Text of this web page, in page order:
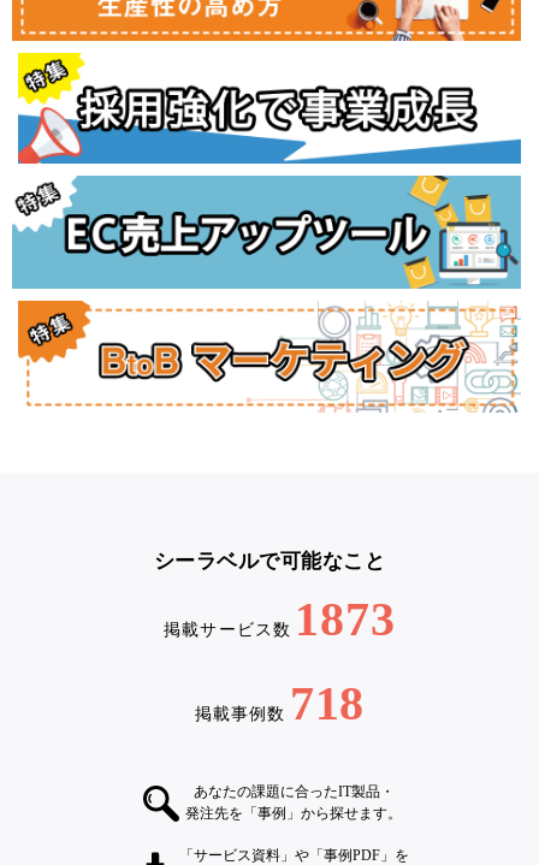
シーラベルで可能なこと
掲載サービス数 1873
掲載事例数 718
あなたの課題に合ったIT製品・
発注先を「事例」から探せます。
「サービス資料」や「事例PDF」を